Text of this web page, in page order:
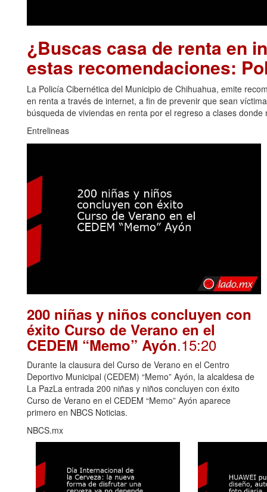
¿Buscas casa de renta en
estas recomendaciones:
La Policía Cibernética del Municipio de Chihuahua, emite
en renta a través de internet, a fin de prevenir que sean
búsqueda de viviendas en renta por el regreso a clases
Entrelineas
200 niñas y niños concluyen con
éxito Curso de Verano en el
CEDEM “Memo” Ayón.15:20
Durante la clausura del Curso de Verano en el Centro
Deportivo Municipal (CEDEM) “Memo” Ayón, la alcaldesa de
La PazLa entrada 200 niñas y niños concluyen con éxito
Curso de Verano en el CEDEM “Memo” Ayón aparece
primero en NBCS Noticias.
NBCS.mx